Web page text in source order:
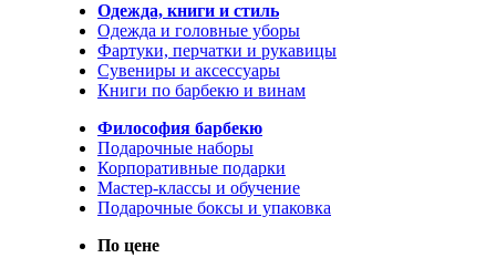
Одежда, книги и стиль
Одежда и головные уборы
Фартуки, перчатки и рукавицы
Сувениры и аксессуары
Книги по барбекю и винам
Философия барбекю
Подарочные наборы
Корпоративные подарки
Мастер-классы и обучение
Подарочные боксы и упаковка
По цене